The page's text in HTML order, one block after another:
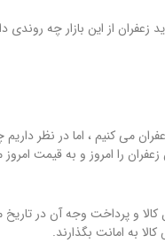
زعفران از این بازار چه
می کنیم ، اما در نظر
را امروز و به قیمت
کالا و پرداخت وجه آن در
به امانت بگذارند.